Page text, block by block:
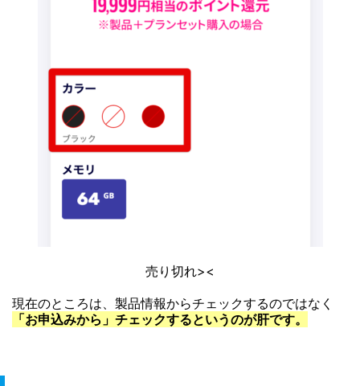
売り切れ><
現在のところは、製品情報からチェックするのではなく
「お申込みから」チェックするというのが肝です。